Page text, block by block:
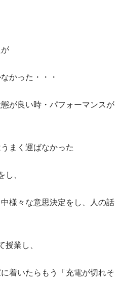
かった・・・
が良い時・パフォーマンスが
まく運ばなかった
し、
様々な意思決定をし、人の話
授業し、
着いたらもう「充電が切れそ